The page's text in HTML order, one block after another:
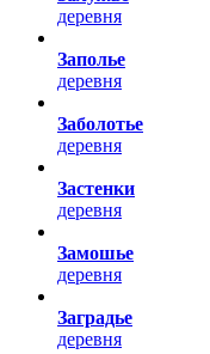
деревня
Заполье
деревня
Заболотье
деревня
Застенки
деревня
Замошье
деревня
Заградье
деревня